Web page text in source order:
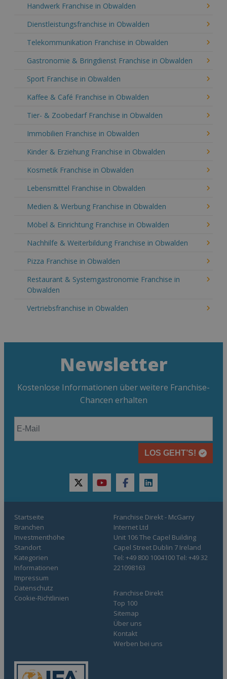
Handwerk Franchise in Obwalden
Dienstleistungsfranchise in Obwalden
Telekommunikation Franchise in Obwalden
Gastronomie & Bringdienst Franchise in Obwalden
Sport Franchise in Obwalden
Kaffee & Café Franchise in Obwalden
Tier- & Zoobedarf Franchise in Obwalden
Immobilien Franchise in Obwalden
Kinder & Erziehung Franchise in Obwalden
Kosmetik Franchise in Obwalden
Lebensmittel Franchise in Obwalden
Medien & Werbung Franchise in Obwalden
Möbel & Einrichtung Franchise in Obwalden
Nachhilfe & Weiterbildung Franchise in Obwalden
Pizza Franchise in Obwalden
Restaurant & Systemgastronomie Franchise in
Obwalden
Vertriebsfranchise in Obwalden
Newsletter
Kostenlose Informationen über weitere Franchise-
Chancen erhalten
LOS GEHT’S!
twitteryoutubefacebooklinkedin
Startseite
Branchen
Investmenthöhe
Standort
Kategorien
Informationen
Franchise Direkt
Top 100
Sitemap
Über uns
Kontakt
Werben bei uns
Impressum
Datenschutz
Cookie-Richtlinien
Franchise Direkt - McGarry
Internet Ltd
Unit 106 The Capel Building
Capel Street Dublin 7 Ireland
Tel: +49 800 1004100 Tel: +49 32
221098163